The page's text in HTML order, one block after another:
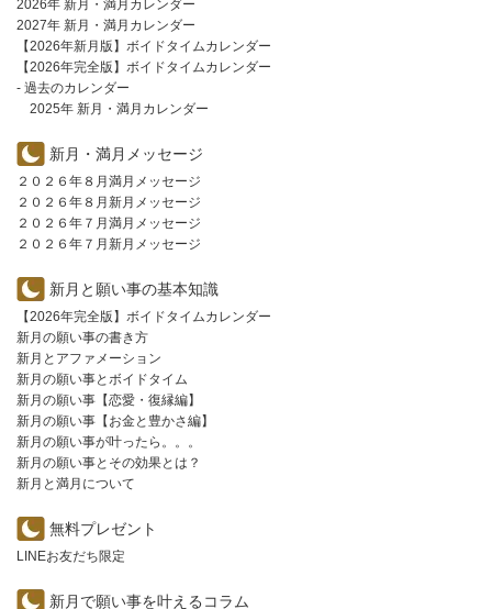
2026年 新月・満月カレンダー
2027年 新月・満月カレンダー
【2026年新月版】ボイドタイムカレンダー
【2026年完全版】ボイドタイムカレンダー
- 過去のカレンダー
2025年 新月・満月カレンダー
新月・満月メッセージ
２０２６年８月満月メッセージ
２０２６年８月新月メッセージ
２０２６年７月満月メッセージ
２０２６年７月新月メッセージ
新月と願い事の基本知識
【2026年完全版】ボイドタイムカレンダー
新月の願い事の書き方
新月とアファメーション
新月の願い事とボイドタイム
新月の願い事【恋愛・復縁編】
新月の願い事【お金と豊かさ編】
新月の願い事が叶ったら。。。
新月の願い事とその効果とは？
新月と満月について
無料プレゼント
LINEお友だち限定
新月で願い事を叶えるコラム